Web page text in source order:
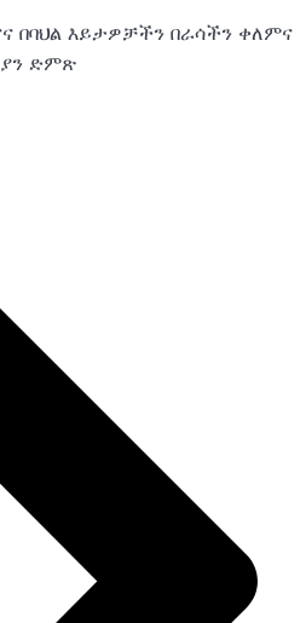
በባህል እይታዎቻችን በራሳችን ቀለምና
ድምጽ